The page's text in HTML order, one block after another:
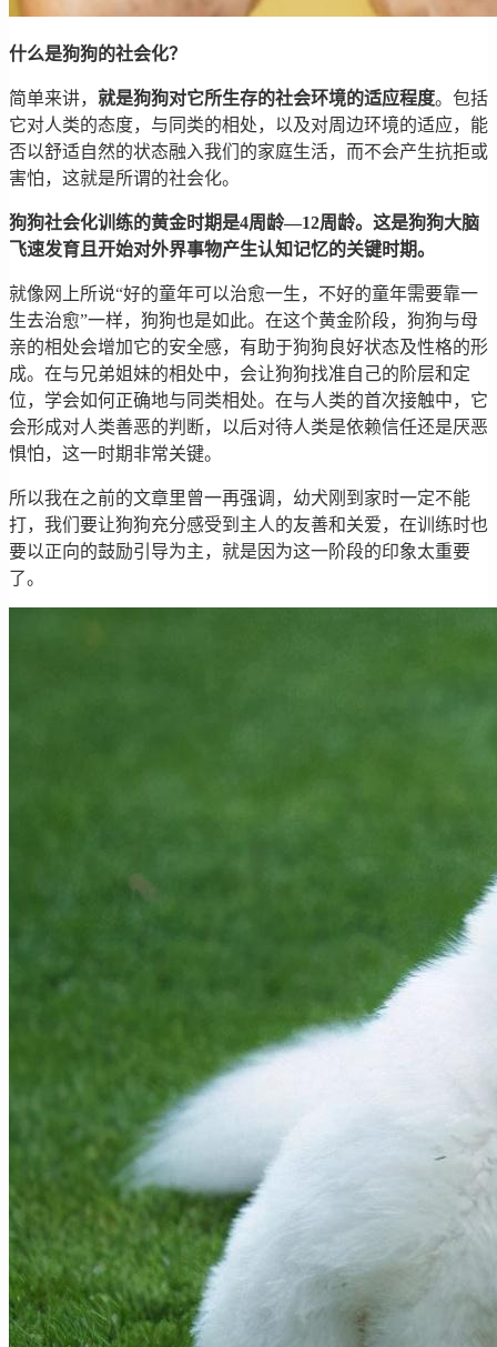
什么是狗狗的社会化？
简单来讲， 就是狗狗对它所生存的社会环境的适应程度。包括
它对人类的态度，与同类的相处，以及对周边环境的适应，能
否以舒适自然的状态融入我们的家庭生活，而不会产生抗拒或
害怕，这就是所谓的社会化。
狗狗社会化训练的黄金时期是4周龄—12周龄。这是狗狗大脑
飞速发育且开始对外界事物产生认知记忆的关键时期。
就像网上所说“好的童年可以治愈一生，不好的童年需要靠一
生去治愈”一样，狗狗也是如此。在这个黄金阶段，狗狗与母
亲的相处会增加它的安全感，有助于狗狗良好状态及性格的形
成。在与兄弟姐妹的相处中，会让狗狗找准自己的阶层和定
位，学会如何正确地与同类相处。在与人类的首次接触中，它
会形成对人类善恶的判断，以后对待人类是依赖信任还是厌恶
惧怕，这一时期非常关键。
所以我在之前的文章里曾一再强调，幼犬刚到家时一定不能
打，我们要让狗狗充分感受到主人的友善和关爱，在训练时也
要以正向的鼓励引导为主，就是因为这一阶段的印象太重要
了。